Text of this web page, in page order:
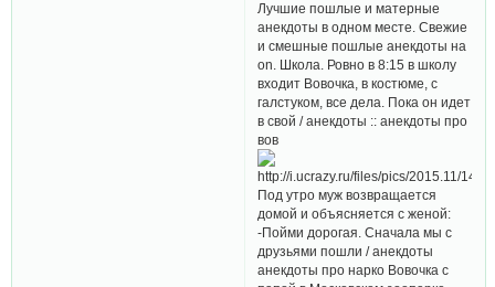
Лучшие пошлые и матерные
анекдоты в одном месте. Свежие
и смешные пошлые анекдоты на
on. Школа. Ровно в 8:15 в школу
входит Вовочка, в костюме, с
галстуком, все дела. Пока он идет
в свой / анекдоты :: анекдоты про
вов
Под утро муж возвращается
домой и объясняется с женой:
-Пойми дорогая. Сначала мы с
друзьями пошли / анекдоты
анекдоты про нарко Вовочка с